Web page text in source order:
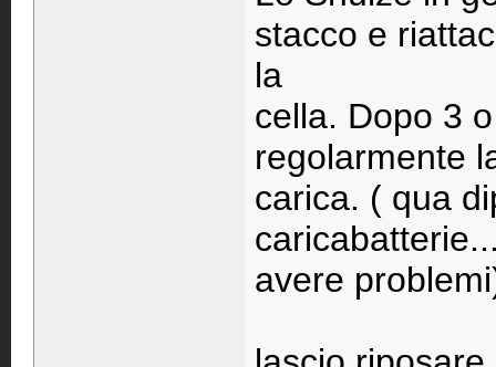
stacco e
la
cella. Dopo 3
regolarmente
carica. ( qua
avere